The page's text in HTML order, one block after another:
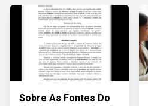
Sobre As Fontes Do